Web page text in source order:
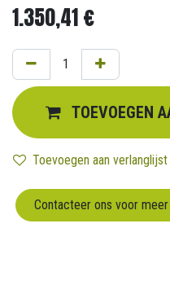
1.350,41€
TOEVOEGEN
Toevoegen aan verlanglijst
Contacteer ons voor